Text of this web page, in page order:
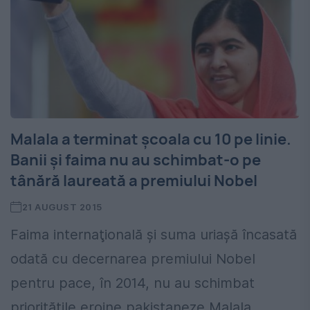
Malala a terminat şcoala cu 10 pe linie.
Banii şi faima nu au schimbat-o pe
tânără laureată a premiului Nobel
21 AUGUST 2015
Faima internaţională şi suma uriaşă încasată
odată cu decernarea premiului Nobel
pentru pace, în 2014, nu au schimbat